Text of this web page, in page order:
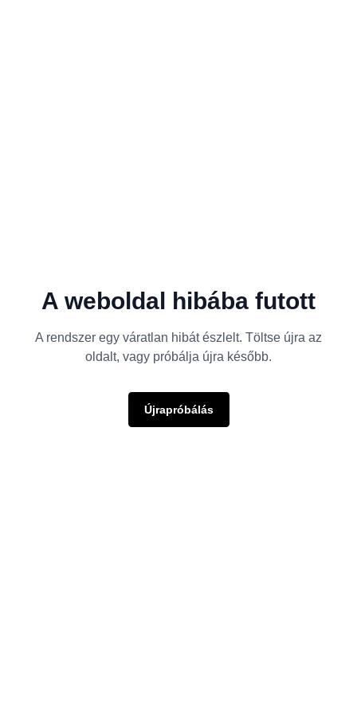
A weboldal hibába futott
A rendszer egy váratlan hibát észlelt. Töltse újra az
oldalt, vagy próbálja újra később.
Újrapróbálás